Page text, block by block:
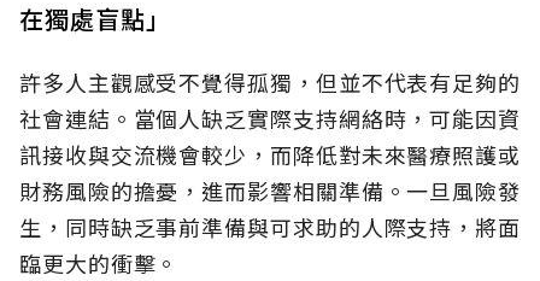
在獨處盲點」
許多人主觀感受不覺得孤獨，但並不代表有足夠的
社會連結。當個人缺乏實際支持網絡時，可能因資
訊接收與交流機會較少，而降低對未來醫療照護或
財務風險的擔憂，進而影響相關準備。一旦風險發
生，同時缺乏事前準備與可求助的人際支持，將面
臨更大的衝擊。